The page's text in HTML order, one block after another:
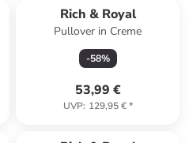
Rich & Royal
Pullover in Creme
-58%
53,99 €
UVP: 129,95 €*